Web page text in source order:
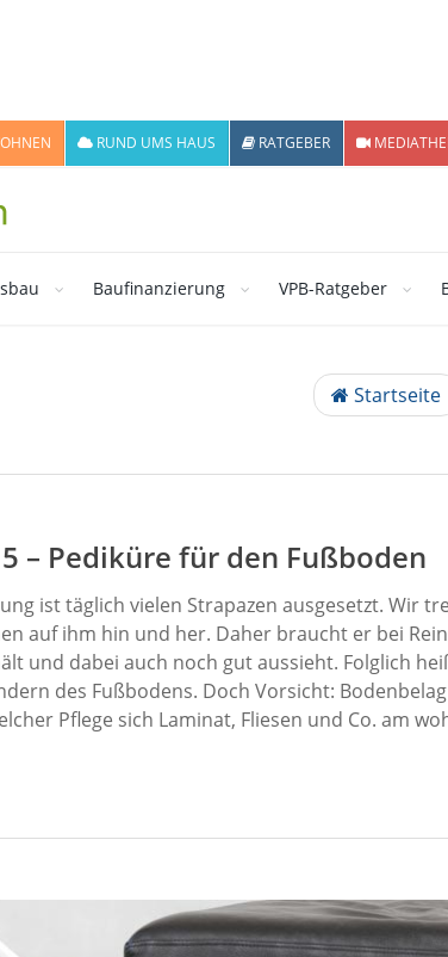
RUND UMS HAUS RATGEBER
Baufinanzierung VPB-Ratgeber
Startseite
– Pediküre für den Fußboden
ist täglich vielen Strapazen ausgesetzt. Wir
auf ihm hin und her. Daher braucht er bei
und dabei auch noch gut aussieht. Folglich
des Fußbodens. Doch Vorsicht:
Pflege sich Laminat, Fliesen und Co. am